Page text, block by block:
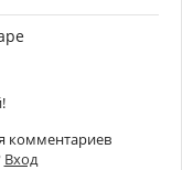
комментариев
Вход